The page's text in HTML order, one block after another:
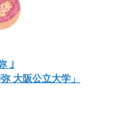
｣
大阪公立大学」